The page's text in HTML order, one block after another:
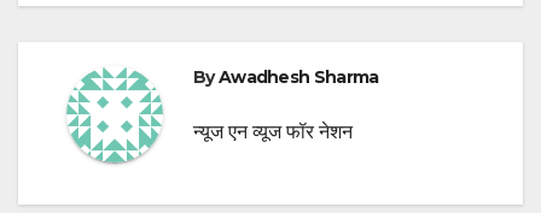
ByAwadhesh Sharma
न्यूज एन व्यूज फॉर नेशन